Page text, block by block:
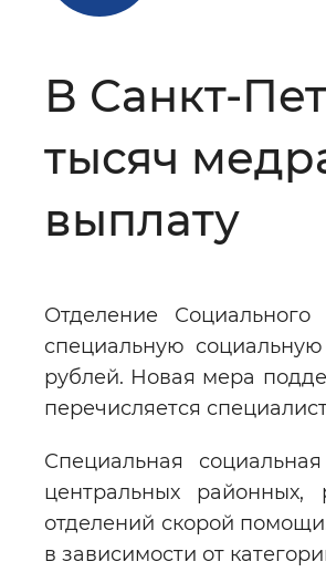
Цвет сайта :
Звуковой ассистент
Вернуть
В Санкт-
тысяч
выплату
Отделение
специальную
рублей. Новая мера
перечисляется
Специальная
центральных
отделений скорой
в зависимости от